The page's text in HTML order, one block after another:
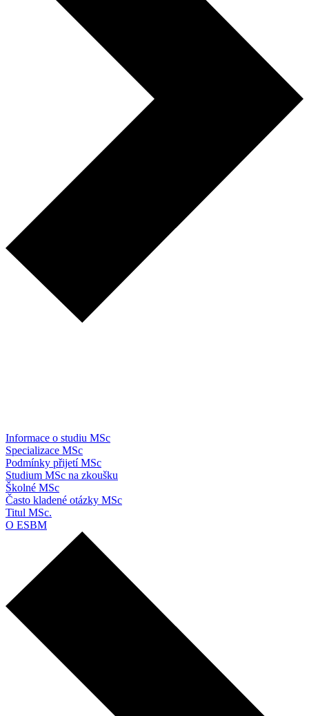
Informace o studiu MSc
Specializace MSc
Podmínky přijetí MSc
Studium MSc na zkoušku
Školné MSc
Často kladené otázky MSc
Titul MSc.
O ESBM